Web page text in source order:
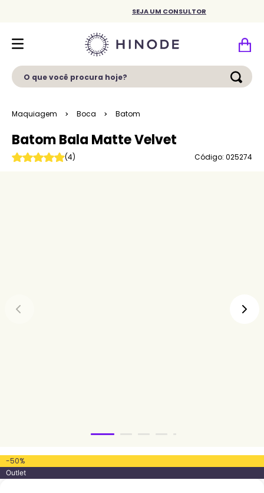
SEJA UM CONSULTOR
O que você procura hoje?
Maquiagem Boca Batom
Batom Bala Matte Velvet
(4) Código: 025274
-50%
Outlet